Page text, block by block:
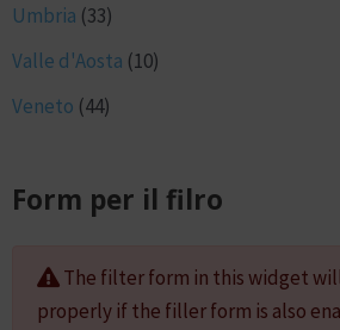
Umbria (33)
Valle d'Aosta (10)
Veneto (44)
Form per il filro
The filter form in this widget
properly if the filler form is also